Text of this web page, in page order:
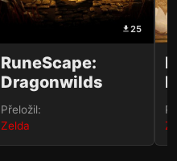
25
RuneScape:
Dragonwilds
Přeložil:
Zelda